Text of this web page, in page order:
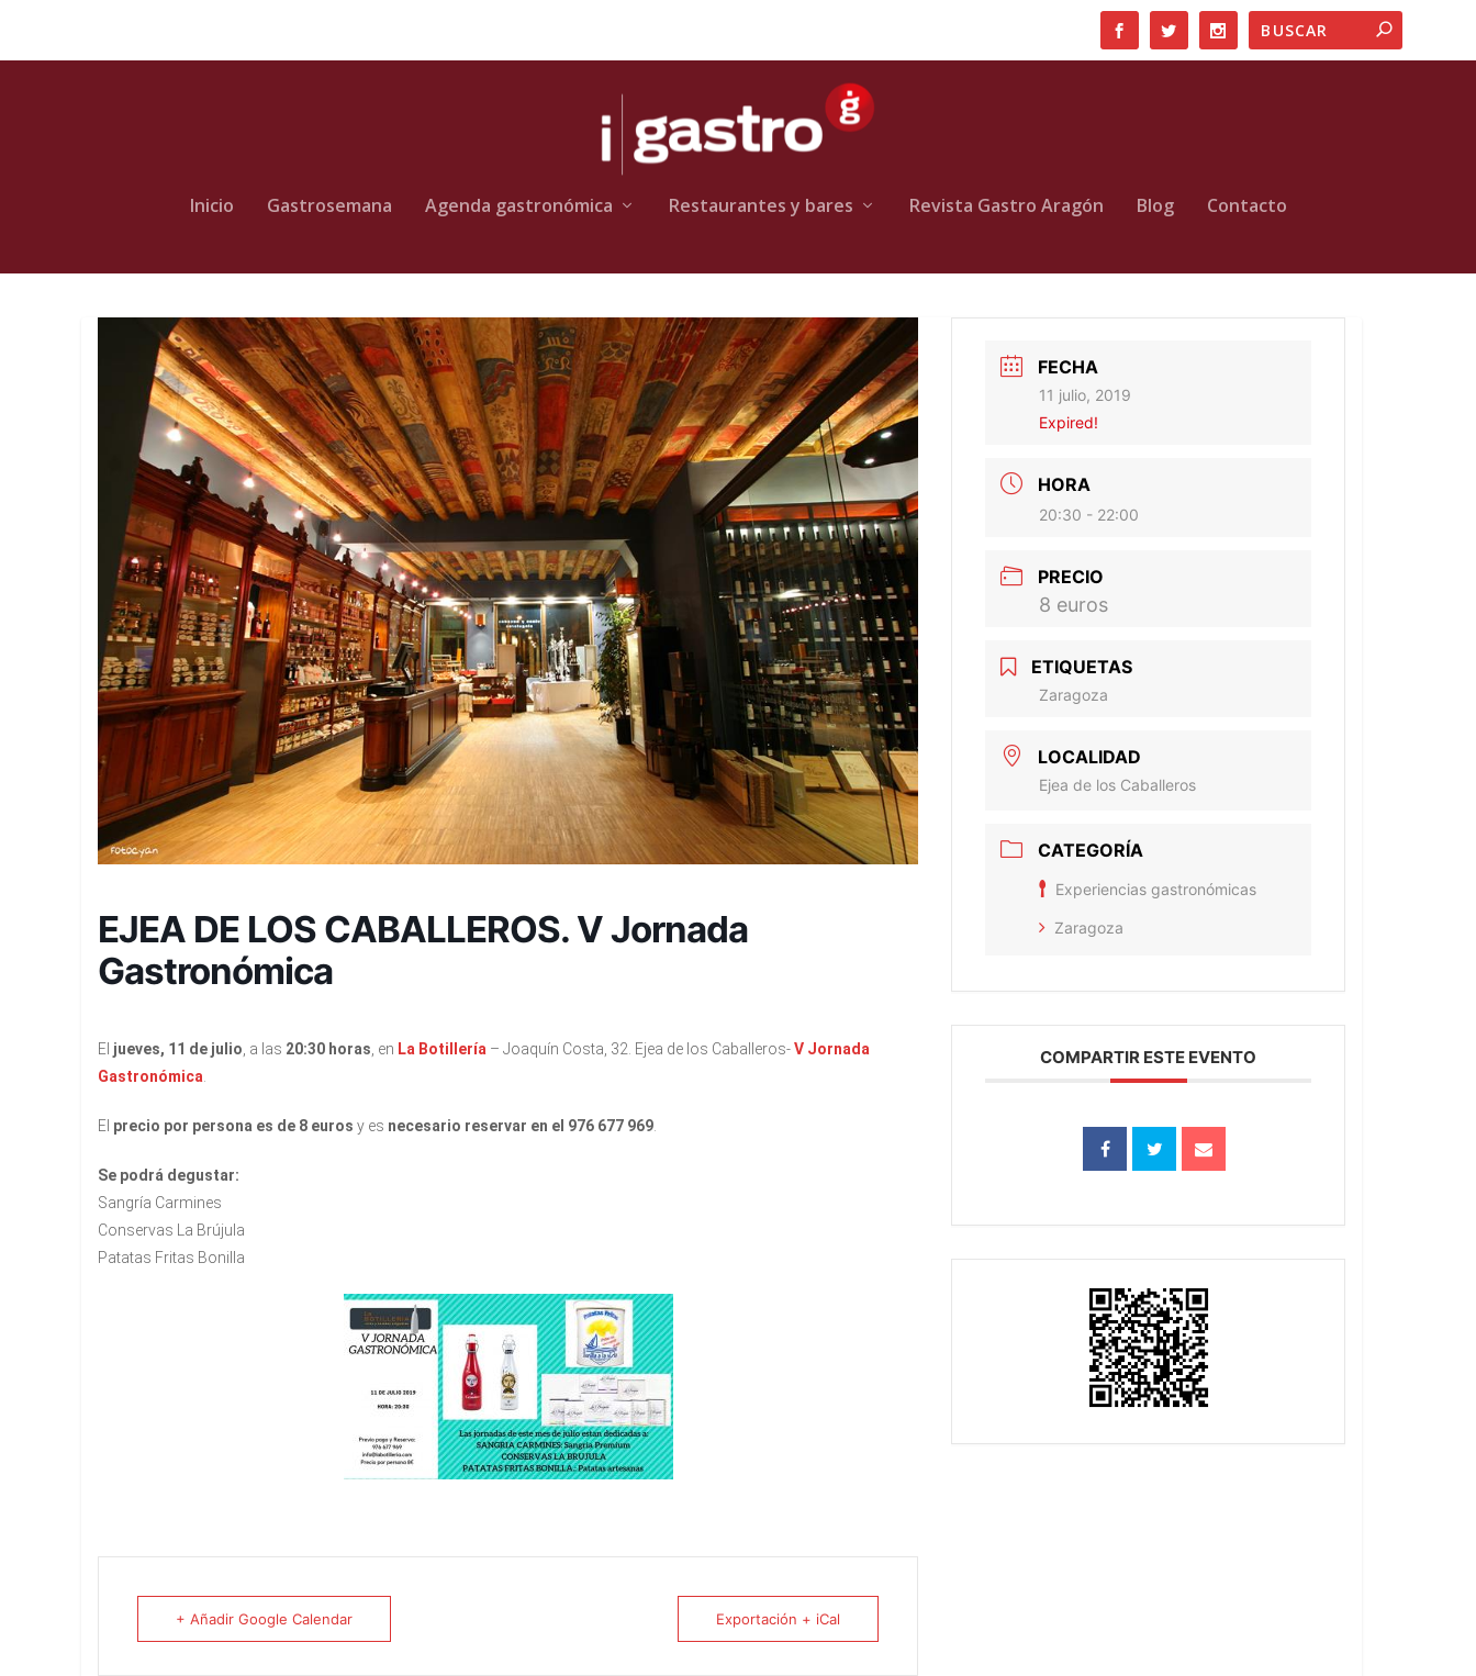
Inicio Gastrosemana Agenda gastronómica Restaurantes y bares Revista Gastro Aragón Blog Contacto
EJEA DE LOS CABALLEROS. V Jornada
Gastronómica
El jueves, 11 de julio, a las 20:30 horas, en La Botillería – Joaquín Costa, 32. Ejea de los Caballeros-V Jornada
Gastronómica.
El precio por persona es de 8 euros y es necesario reservar en el 976 677 969.
Se podrá degustar:
Sangría Carmines
Conservas La Brújula
Patatas Fritas Bonilla
+ Añadir Google Calendar Exportación + iCal
FECHA
11 julio, 2019
Expired!
HORA
20:30 - 22:00
PRECIO
8 euros
ETIQUETAS
Zaragoza
LOCALIDAD
Ejea de los Caballeros
CATEGORÍA
Experiencias gastronómicas
Zaragoza
COMPARTIR ESTE EVENTO